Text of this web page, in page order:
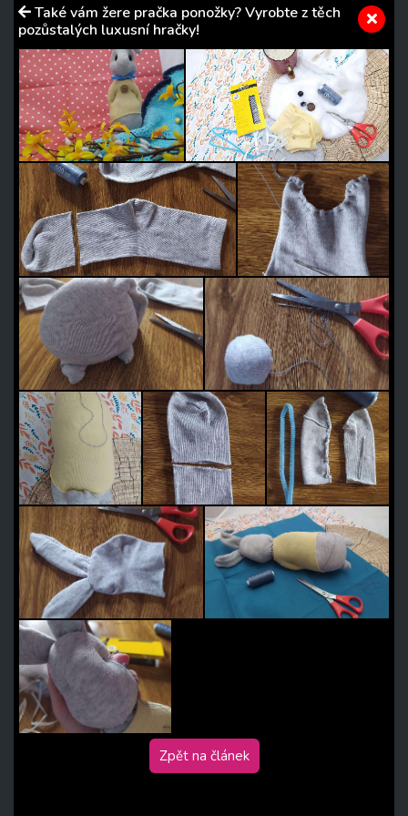
Také vám žere pračka ponožky? Vyrobte z těch
pozůstalých luxusní hračky!
Zpět na článek